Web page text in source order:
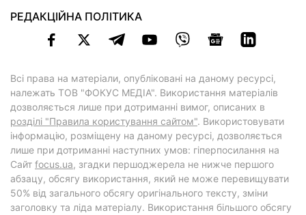
РЕДАКЦІЙНА ПОЛІТИКА
Всі права на матеріали, опубліковані на даному ресурсі,
належать ТОВ "ФОКУС МЕДІА". Використання матеріалів
дозволяється лише при дотриманні вимог, описаних в
розділі "Правила користування сайтом". Використовувати
інформацію, розміщену на даному ресурсі, дозволяється
лише при дотриманні наступних умов: гіперпосилання на
Cайт focus.ua, згадки першоджерела не нижче першого
абзацу, обсягу використання, який не може перевищувати
50% від загального обсягу оригінального тексту, зміни
заголовку та ліда матеріалу. Використання більшого обсягу